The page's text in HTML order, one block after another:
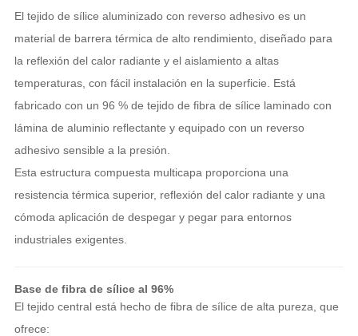
El tejido de sílice aluminizado con reverso adhesivo es un
material de barrera térmica de alto rendimiento, diseñado para
la reflexión del calor radiante y el aislamiento a altas
temperaturas, con fácil instalación en la superficie. Está
fabricado con un 96 % de tejido de fibra de sílice laminado con
lámina de aluminio reflectante y equipado con un reverso
adhesivo sensible a la presión.
Esta estructura compuesta multicapa proporciona una
resistencia térmica superior, reflexión del calor radiante y una
cómoda aplicación de despegar y pegar para entornos
industriales exigentes.
Base de fibra de sílice al 96%
El tejido central está hecho de fibra de sílice de alta pureza, que
ofrece: